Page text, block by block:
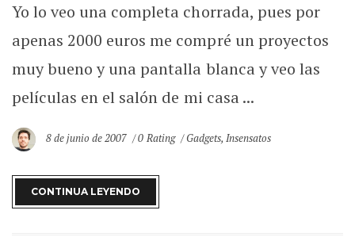
Yo lo veo una completa chorrada, pues por
apenas 2000 euros me compré un proyectos
muy bueno y una pantalla blanca y veo las
películas en el salón de mi casa ...
8 de junio de 2007 0 Rating Gadgets,Insensatos
CONTINUA LEYENDO